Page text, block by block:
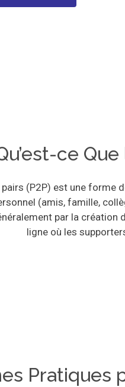
ce
(P2P) est une forme
(amis, famille,
par la création
ligne où les
Pratiques